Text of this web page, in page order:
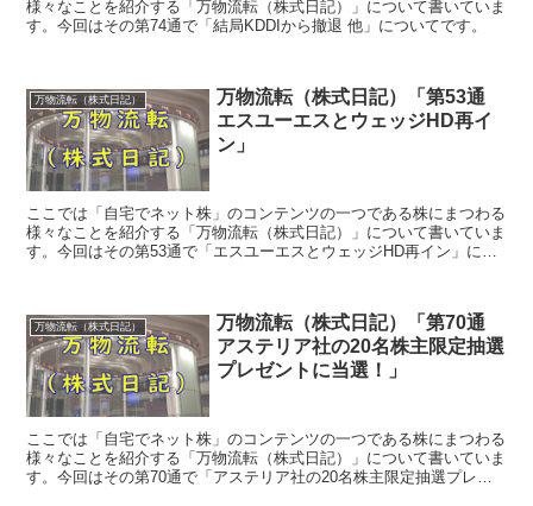
様々なことを紹介する「万物流転（株式日記）」について書いていま
す。今回はその第74通で「結局KDDIから撤退 他」についてです。
万物流転（株式日記）
万物流転（株式日記）「第53通
エスユーエスとウェッジHD再イ
ン」
ここでは「自宅でネット株」のコンテンツの一つである株にまつわる
様々なことを紹介する「万物流転（株式日記）」について書いていま
す。今回はその第53通で「エスユーエスとウェッジHD再イン」につ
万物流転（株式日記）
万物流転（株式日記）「第70通
アステリア社の20名株主限定抽選
プレゼントに当選！」
ここでは「自宅でネット株」のコンテンツの一つである株にまつわる
様々なことを紹介する「万物流転（株式日記）」について書いていま
す。今回はその第70通で「アステリア社の20名株主限定抽選プレゼ